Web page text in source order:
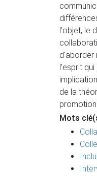
l'objet, le
d'aborder
l'esprit
de la
Mots